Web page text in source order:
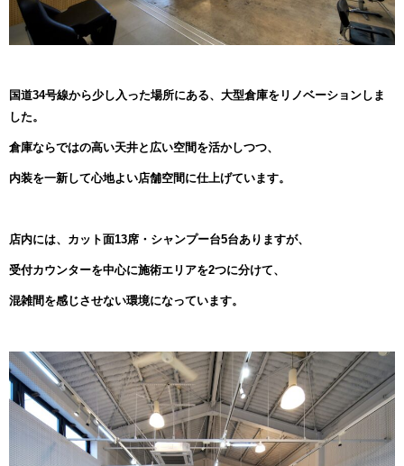
国道34号線から少し入った場所にある、大型倉庫をリノベーションしま
した。
倉庫ならではの高い天井と広い空間を活かしつつ、
内装を一新して心地よい店舗空間に仕上げています。
店内には、カット面13席・シャンプー台5台ありますが、
受付カウンターを中心に施術エリアを2つに分けて、
混雑間を感じさせない環境になっています。